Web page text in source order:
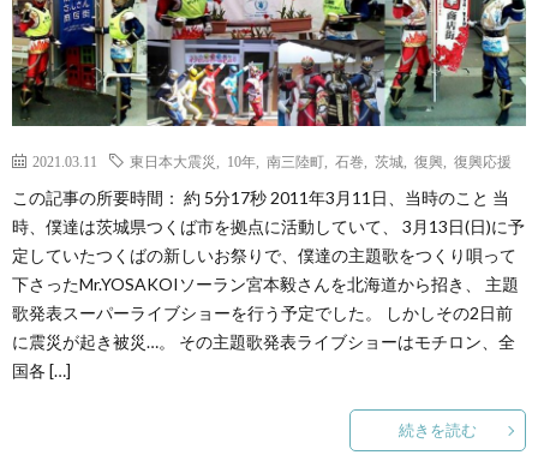
ー
ル
レ
ポ
ー
ト
い
合
わ
せ
フ
ァ
ス
ィ
北
海
グ
旅
2021.03.11 東日本大震災 10年 南三陸町 石巻 茨城 復興 復興応援
この記事の所要時間： 約 5分17秒 2011年3月11日、当時のこと 当
時、僕達は茨城県つくば市を拠点に活動していて、 3月13日(日)に予
定していたつくばの新しいお祭りで、僕達の主題歌をつくり唄って
下さったMr.YOSAKOIソーラン宮本毅さんを北海道から招き、 主題
歌発表スーパーライブショーを行う予定でした。 しかしその2日前
に震災が起き被災…。 その主題歌発表ライブショーはモチロン、全
国各 […]
続きを読む